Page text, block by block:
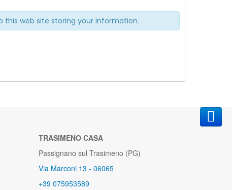
this web site storing your information.
TRASIMENO CASA
Passignano sul Trasimeno (PG)
Via Marconi 13 - 06065
+39 075953589